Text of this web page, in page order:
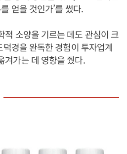
얻을 것인가’를 썼다.
적 소양을 기르는 데도 관심이 크
경을 완독한 경험이 투자업계
겨가는 데 영향을 줬다.